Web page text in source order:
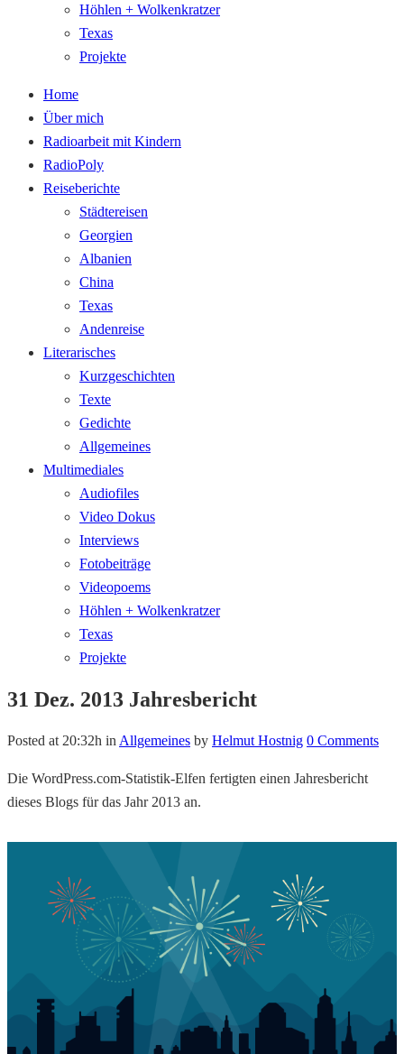
Höhlen + Wolkenkratzer
Texas
Projekte
Home
Über mich
Radioarbeit mit Kindern
RadioPoly
Reiseberichte
Städtereisen
Georgien
Albanien
China
Texas
Andenreise
Literarisches
Kurzgeschichten
Texte
Gedichte
Allgemeines
Multimediales
Audiofiles
Video Dokus
Interviews
Fotobeiträge
Videopoems
Höhlen + Wolkenkratzer
Texas
Projekte
31 Dez. 2013 Jahresbericht
Posted at 20:32h in Allgemeines by Helmut Hostnig 0 Comments
Die WordPress.com-Statistik-Elfen fertigten einen Jahresbericht
dieses Blogs für das Jahr 2013 an.